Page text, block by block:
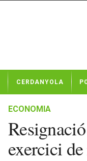
t
CERDANYOLA
ECONOMIA
exercici